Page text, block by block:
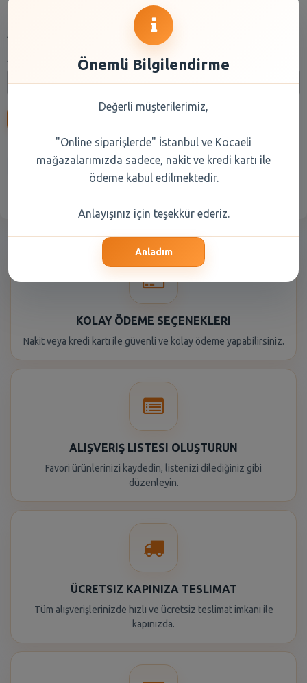
Arama
Arama:
Anasayfa Kuru Gıda Reyon Seçiniz
KOLAY ÖDEME SEÇENEKLERI
Nakit veya kredi kartı ile güvenli ve kolay ödeme yapabilirsiniz.
ALIŞVERIŞ LISTESI OLUŞTURUN
Favori ürünlerinizi kaydedin, listenizi dilediğiniz gibi
düzenleyin.
ÜCRETSIZ KAPINIZA TESLIMAT
Tüm alışverişlerinizde hızlı ve ücretsiz teslimat imkanı ile
kapınızda.
Önemli Bilgilendirme
Değerli müşterilerimiz,
"Online siparişlerde" İstanbul ve Kocaeli
mağazalarımızda sadece, nakit ve kredi kartı ile
ödeme kabul edilmektedir.
Anlayışınız için teşekkür ederiz.
Anladım